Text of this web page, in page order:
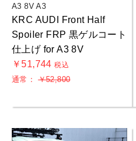
A3 8V A3
KRC AUDI Front Half
Spoiler FRP 黒ゲルコート
仕上げ for A3 8V
￥51,744税込
通常：￥52,800